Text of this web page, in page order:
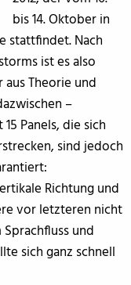
bis 14. Oktober in
stattfindet. Nach
ist es also
Theorie und
–
Panels, die sich
sind jedoch
Richtung und
vor letzteren nicht
und
sich ganz schnell